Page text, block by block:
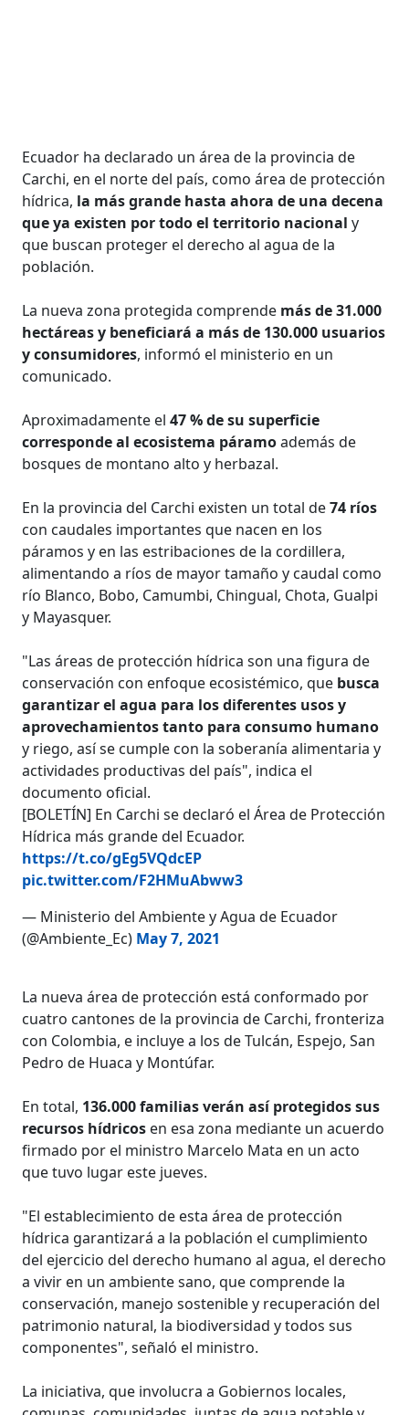
Ecuador ha declarado un área de la provincia de
Carchi, en el norte del país, como área de protección
hídrica, la más grande hasta ahora de una decena
que ya existen por todo el territorio nacional y
que buscan proteger el derecho al agua de la
población.
La nueva zona protegida comprende más de 31.000
hectáreas y beneficiará a más de 130.000 usuarios
y consumidores, informó el ministerio en un
comunicado.
Aproximadamente el47 % de su superficie
corresponde al ecosistema páramoademás de
bosques de montano alto y herbazal.
En la provincia del Carchi existen un total de74 ríos
con caudales importantes que nacen en los
páramos y en las estribaciones de la cordillera,
alimentando a ríos de mayor tamaño y caudal como
río Blanco, Bobo, Camumbi, Chingual, Chota, Gualpi
y Mayasquer.
"Las áreas de protección hídrica son una figura de
conservación con enfoque ecosistémico, que busca
garantizar el agua para los diferentes usos y
aprovechamientos tanto para consumo humano
y riego, así se cumple con la soberanía alimentaria y
actividades productivas del país", indica el
documento oficial.
[BOLETÍN] En Carchi se declaró el Área de Protección
Hídrica más grande del Ecuador.
https://t.co/gEg5VQdcEP
pic.twitter.com/F2HMuAbww3
— Ministerio del Ambiente y Agua de Ecuador
(@Ambiente_Ec) May 7, 2021
La nueva área de protección está conformado por
cuatro cantones de la provincia de Carchi, fronteriza
con Colombia, e incluye a los de Tulcán, Espejo, San
Pedro de Huaca y Montúfar.
En total, 136.000 familias verán así protegidos sus
recursos hídricos en esa zona mediante un acuerdo
firmado por el ministro Marcelo Mata en un acto
que tuvo lugar este jueves.
"El establecimiento de esta área de protección
hídrica garantizará a la población el cumplimiento
del ejercicio del derecho humano al agua, el derecho
a vivir en un ambiente sano, que comprende la
conservación, manejo sostenible y recuperación del
patrimonio natural, la biodiversidad y todos sus
componentes", señaló el ministro.
La iniciativa, que involucra a Gobiernos locales,